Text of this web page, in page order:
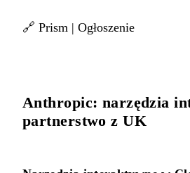
🔗 Prism | Ogłoszenie
Anthropic: narzędzia
partnerstwo z UK